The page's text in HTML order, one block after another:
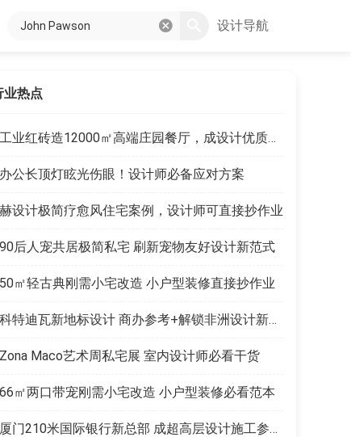
设计导航
业热点
工业红砖造12000㎡高端庄园餐厅，成设计优质范本
办公长顶灯眩光伤眼！设计师必备应对方案
赫设计极简疗愈风住宅案例，设计师可直接抄作业
90后人宠共居极简私宅 刷新宠物友好设计新范式
50㎡轻古典刚需小宅改造 小户型装修直接抄作业
科特迪瓦新地标设计 商办参考+解锁非洲设计新商机
Zona Maco艺术周私宅展 室内设计师必看干货
66㎡两口带宠刚需小宅改造 小户型装修必看范本
厦门210米国际银行新总部 成超高层设计施工参考范本